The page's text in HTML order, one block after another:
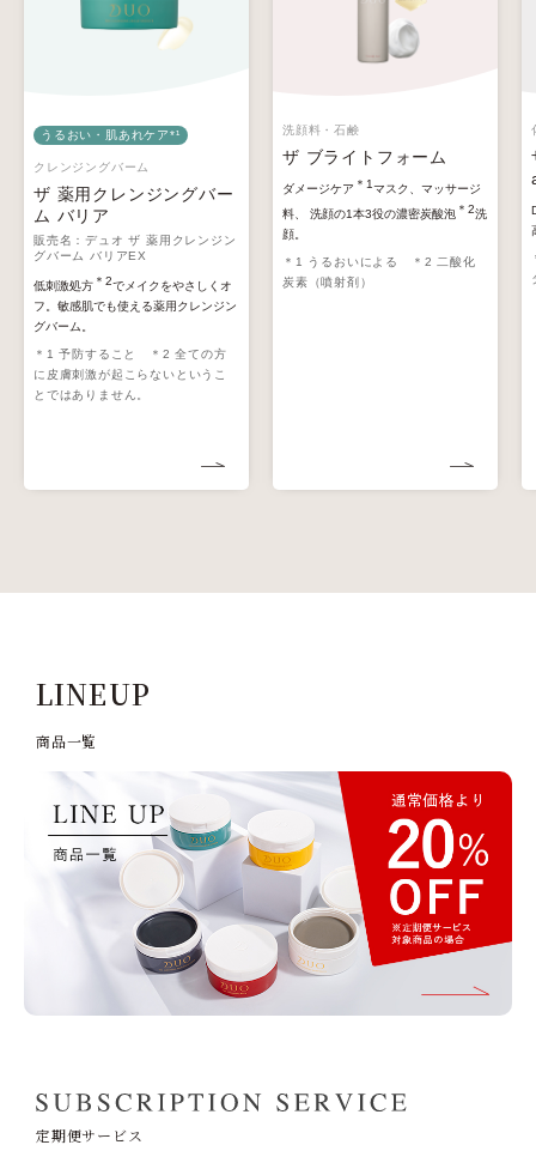
うるおい・肌あれケア*¹
クレンジングバーム
ザ 薬用クレンジングバー
ム バリア
販売名：デュオ ザ 薬用クレンジン
グバーム バリアEX
低刺激処方 ＊2でメイクをやさしくオ
フ。敏感肌でも使える薬用クレンジン
グバーム。
＊1 予防すること ＊2 全ての方
に皮膚刺激が起こらないというこ
とではありません。
洗顔料・石鹸
ザ ブライトフォーム
ダメージケア ＊1マスク、マッサージ
料、 洗顔の1本3役の濃密炭酸泡 ＊2洗
顔。
＊1 うるおいによる ＊2 二酸化
炭素（噴射剤）
LINEUP
商品⼀覧
定期便サービス